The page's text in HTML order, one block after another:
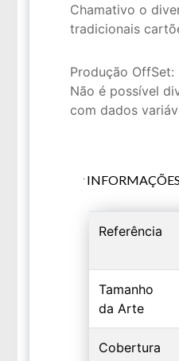
Chamativo o
tradicionais
Produção OffSet:
Não é possível
com dados
Referência
Tamanho
da Arte
Cobertura